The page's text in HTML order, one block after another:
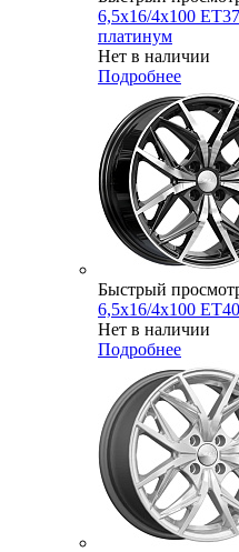
6,5x16/4x100
платинум
Нет в наличии
Подробнее
Быстрый
6,5x16/4x100
Нет в наличии
Подробнее